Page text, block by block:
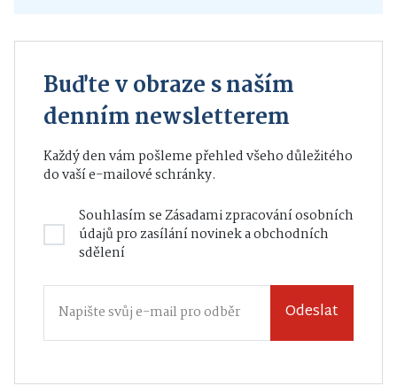
Buďte v obraze s naším
denním newsletterem
Každý den vám pošleme přehled všeho důležitého
do vaší e-mailové schránky.
Souhlasím seZásadami zpracování osobních
údajůpro zasílání novinek a obchodních
sdělení
Odeslat